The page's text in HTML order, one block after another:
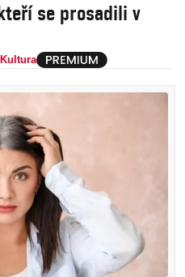
se prosadili v
Kultura